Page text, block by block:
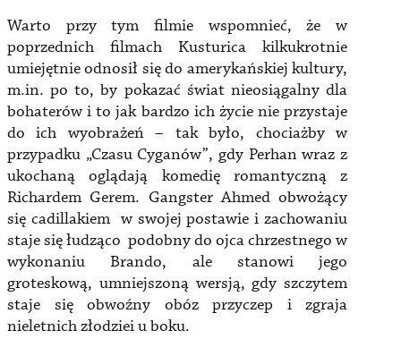
Warto przy tym filmie wspomnieć, że w
poprzednich filmach Kusturica kilkukrotnie
umiejętnie odnosił się do amerykańskiej kultury,
m.in. po to, by pokazać świat nieosiągalny dla
bohaterów i to jak bardzo ich życie nie przystaje
do ich wyobrażeń – tak było, chociażby w
przypadku „Czasu Cyganów”, gdy Perhan wraz z
ukochaną oglądają komedię romantyczną z
Richardem Gerem. Gangster Ahmed obwożący
się cadillakiem w swojej postawie i zachowaniu
staje się łudząco podobny do ojca chrzestnego w
wykonaniu Brando, ale stanowi jego
groteskową, umniejszoną wersją, gdy szczytem
staje się obwoźny obóz przyczep i zgraja
nieletnich złodziei u boku.